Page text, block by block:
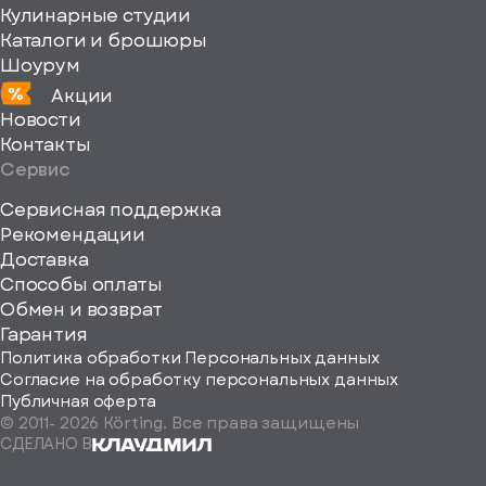
Кулинарные студии
Каталоги и брошюры
Шоурум
Акции
Новости
Контакты
Сервис
Сервисная поддержка
Рекомендации
Доставка
Способы оплаты
Обмен и возврат
Гарантия
Политика обработки Персональных данных
Согласие на обработку персональных данных
Публичная оферта
© 2011- 2026 Körting. Все права защищены
СДЕЛАНО В
Определить